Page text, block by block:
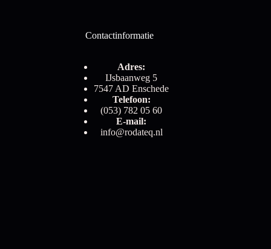
Contactinformatie
Adres:
IJsbaanweg 5
7547 AD Enschede
Telefoon:
(053) 782 05 60
E-mail:
info@rodateq.nl